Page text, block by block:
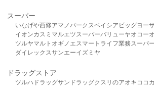
スーパー
いなげや西條アマノパークスベイシア ビッグヨー
イオンカスミ マルエツスーパーバリューヤオコー
ツルヤマルト オギノ エスマート ライフ業務スーパー
ダイレックスサンエーイズミヤ
ドラッグストア
ツルハドラッグサンドラッグクスリのアオキ ココ